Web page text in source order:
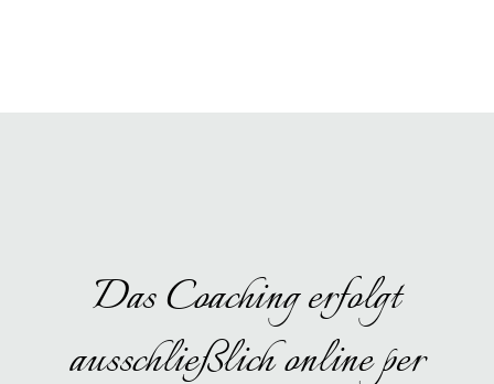
Das Coaching erfolgt
ausschließlich online per